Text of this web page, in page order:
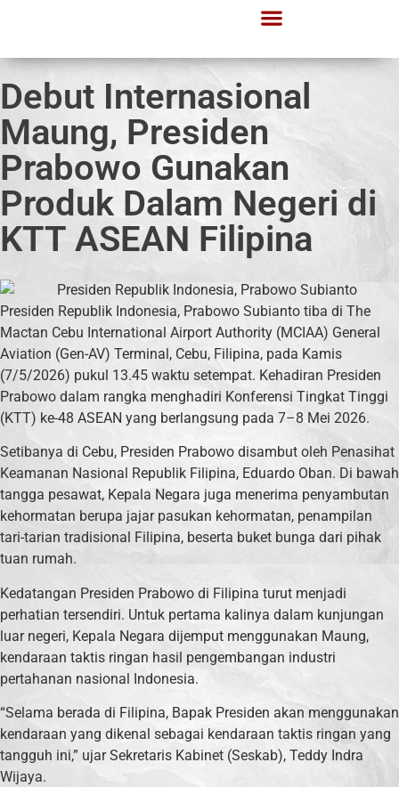
Debut Internasional
Maung, Presiden
Prabowo Gunakan
Produk Dalam Negeri di
KTT ASEAN Filipina
Presiden Republik Indonesia, Prabowo Subianto tiba di The
Mactan Cebu International Airport Authority (MCIAA) General
Aviation (Gen-AV) Terminal, Cebu, Filipina, pada Kamis
(7/5/2026) pukul 13.45 waktu setempat. Kehadiran Presiden
Prabowo dalam rangka menghadiri Konferensi Tingkat Tinggi
(KTT) ke-48 ASEAN yang berlangsung pada 7–8 Mei 2026.
Setibanya di Cebu, Presiden Prabowo disambut oleh Penasihat
Keamanan Nasional Republik Filipina, Eduardo Oban. Di bawah
tangga pesawat, Kepala Negara juga menerima penyambutan
kehormatan berupa jajar pasukan kehormatan, penampilan
tari-tarian tradisional Filipina, beserta buket bunga dari pihak
tuan rumah.
Kedatangan Presiden Prabowo di Filipina turut menjadi
perhatian tersendiri. Untuk pertama kalinya dalam kunjungan
luar negeri, Kepala Negara dijemput menggunakan Maung,
kendaraan taktis ringan hasil pengembangan industri
pertahanan nasional Indonesia.
“Selama berada di Filipina, Bapak Presiden akan menggunakan
kendaraan yang dikenal sebagai kendaraan taktis ringan yang
tangguh ini,” ujar Sekretaris Kabinet (Seskab), Teddy Indra
Wijaya.